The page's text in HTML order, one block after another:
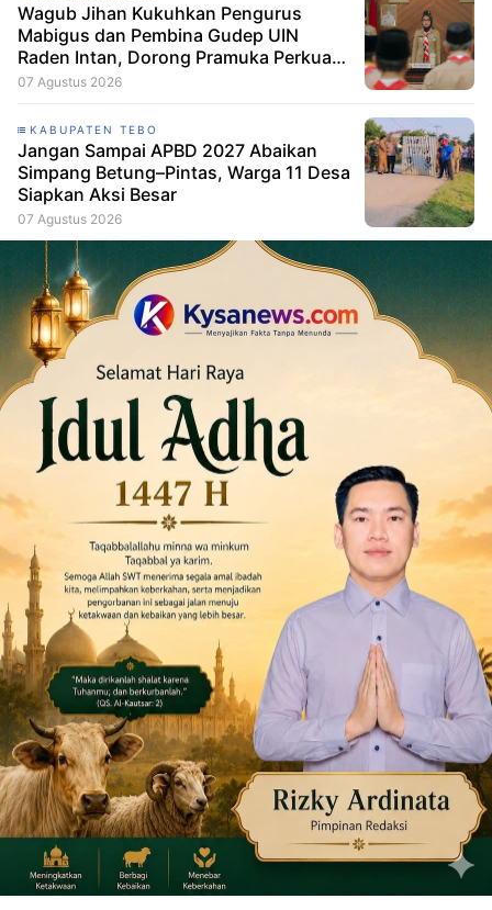
Wagub Jihan Kukuhkan Pengurus
Mabigus dan Pembina Gudep UIN
Raden Intan, Dorong Pramuka Perkuat
Karakter Generasi Muda
07 Agustus 2026
KABUPATEN TEBO
Jangan Sampai APBD 2027 Abaikan
Simpang Betung–Pintas, Warga 11 Desa
Siapkan Aksi Besar
07 Agustus 2026